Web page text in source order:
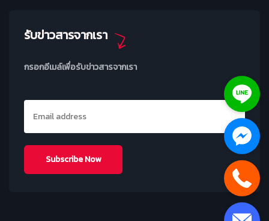
รับข่าวสารจากเรา
กรอกอีเมล์เพื่อรับข่าวสารจากเรา